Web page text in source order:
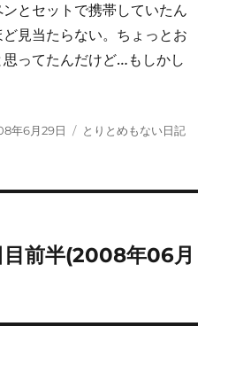
とセットで携帯していたん
見当たらない。ちょっとお
ってたんだけど…もしかし
年6月29日
カ
とりとめもない日記
目前半(2008年06月